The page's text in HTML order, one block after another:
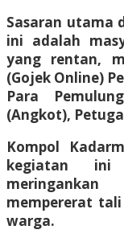
Sasaran utama
ini adalah
yang rentan,
(Gojek Online)
Para
(Angkot),
Kompol
kegiatan ini
mempererat
warga.